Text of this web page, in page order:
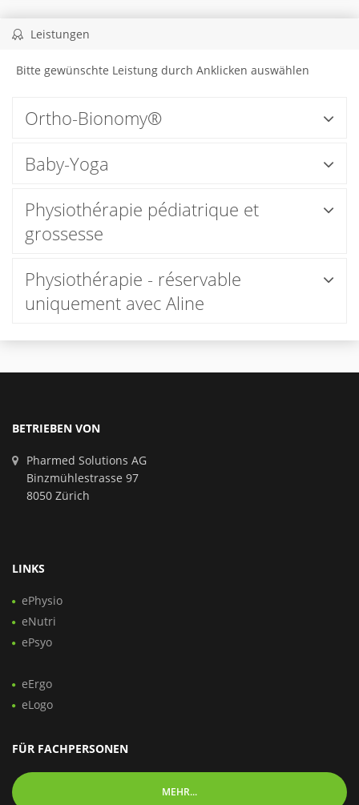
Leistungen
Bitte gewünschte Leistung durch Anklicken auswählen
Ortho-Bionomy®
Baby-Yoga
Physiothérapie pédiatrique et
grossesse
Physiothérapie - réservable
uniquement avec Aline
BETRIEBEN VON
Pharmed Solutions AG
Binzmühlestrasse 97
8050 Zürich
LINKS
ePhysio
eNutri
ePsyo
eErgo
eLogo
FÜR FACHPERSONEN
MEHR...